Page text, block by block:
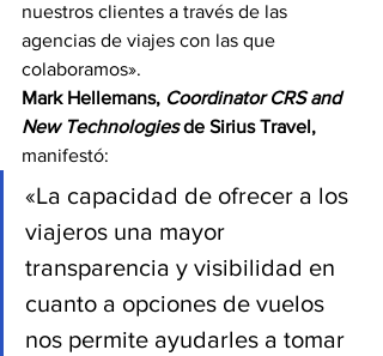
nuestros clientes a través de las
agencias de viajes con las que
colaboramos».
Mark Hellemans, Coordinator CRS and
New Technologies de Sirius Travel,
manifestó:
«La capacidad de ofrecer a los
viajeros una mayor
transparencia y visibilidad en
cuanto a opciones de vuelos
nos permite ayudarles a tomar